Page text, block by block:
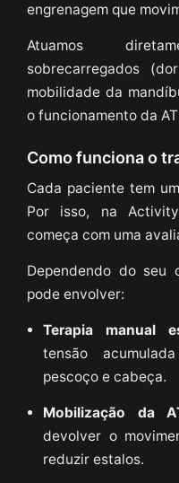
engrenagem que
Atuamos
sobrecarregados
mobilidade da
o funcionamento da
Como funciona o
Cada paciente tem
Por isso, na
começa com uma
Dependendo do seu
pode envolver:
Terapia manual
tensão
pescoço e cabeça.
Mobilização da
devolver o
reduzir estalos.